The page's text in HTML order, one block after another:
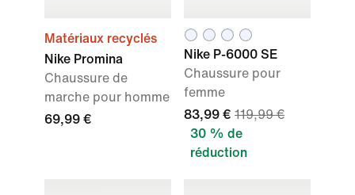
Matériaux recyclés
Nike Promina
Chaussure de
marche pour homme
69,99 €
Nike P-6000 SE
Chaussure pour
femme
83,99 € 119,99 €
30 % de
réduction